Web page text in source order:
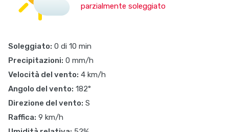
parzialmente soleggiato
Soleggiato: 0 di 10 min
Precipitazioni: 0 mm/h
Velocità del vento: 4 km/h
Angolo del vento: 182°
Direzione del vento: S
Raffica: 9 km/h